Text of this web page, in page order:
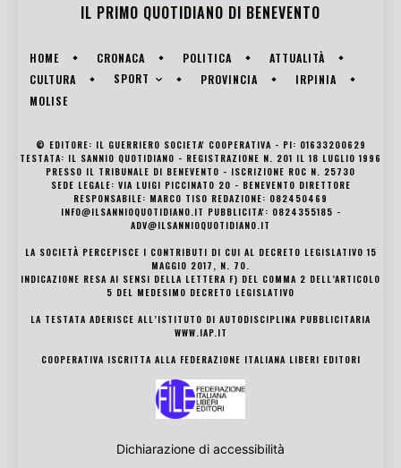
IL PRIMO QUOTIDIANO DI BENEVENTO
HOME CRONACA POLITICA
ATTUALITÀ
CULTURA
SPORT PROVINCIA
IRPINIA
MOLISE
© EDITORE: IL GUERRIERO SOCIETA' COOPERATIVA - PI: 01633200629
TESTATA: IL SANNIO QUOTIDIANO - REGISTRAZIONE N. 201 IL 18 LUGLIO 1996
PRESSO IL TRIBUNALE DI BENEVENTO - ISCRIZIONE ROC N. 25730
SEDE LEGALE: VIA LUIGI PICCINATO 20 - BENEVENTO DIRETTORE
RESPONSABILE: MARCO TISO REDAZIONE: 082450469
INFO@ILSANNIOQUOTIDIANO.IT PUBBLICITA': 0824355185 -
ADV@ILSANNIOQUOTIDIANO.IT
LA SOCIETÀ PERCEPISCE I CONTRIBUTI DI CUI AL DECRETO LEGISLATIVO 15
MAGGIO 2017, N. 70.
INDICAZIONE RESA AI SENSI DELLA LETTERA F) DEL COMMA 2 DELL’ARTICOLO
5 DEL MEDESIMO DECRETO LEGISLATIVO
LA TESTATA ADERISCE ALL’ISTITUTO DI AUTODISCIPLINA PUBBLICITARIA
WWW.IAP.IT
COOPERATIVA ISCRITTA ALLA FEDERAZIONE ITALIANA LIBERI EDITORI
Dichiarazione di accessibilità